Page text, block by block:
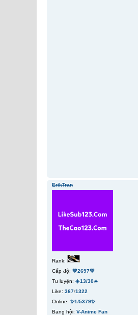
ErikTran
Rank:
Cấp độ: 💚2697💚
Tu luyện: ☀️13/30☀️
Like: 367/1322
Online: ✨1/5379✨
Bang hội: V-Anime Fan